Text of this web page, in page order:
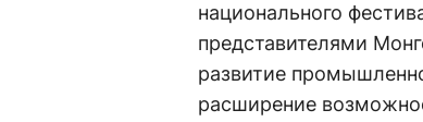
национального
представителями
развитие
расширение